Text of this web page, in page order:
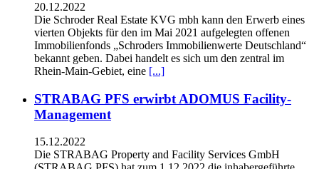
20.12.2022
Die Schroder Real Estate KVG mbh kann den Erwerb eines
vierten Objekts für den im Mai 2021 aufgelegten offenen
Immobilienfonds „Schroders Immobilienwerte Deutschland“
bekannt geben. Dabei handelt es sich um den zentral im
Rhein-Main-Gebiet, eine [...]
STRABAG PFS erwirbt ADOMUS Facility-
Management
15.12.2022
Die STRABAG Property and Facility Services GmbH